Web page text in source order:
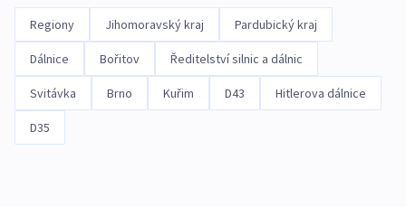
Regiony Jihomoravský kraj Pardubický kraj
Dálnice Bořitov Ředitelství silnic a dálnic
Svitávka Brno Kuřim D43 Hitlerova dálnice
D35